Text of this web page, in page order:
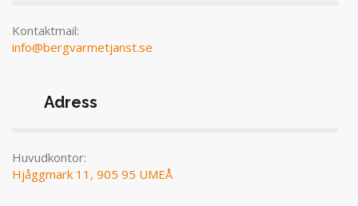
Kontaktmail:
info@bergvarmetjanst.se
Adress
Huvudkontor:
Hjåggmark 11, 905 95 UMEÅ